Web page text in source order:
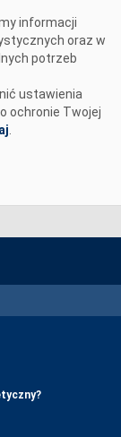
informacji
oraz w
potrzeb
ustawienia
ochronie Twojej